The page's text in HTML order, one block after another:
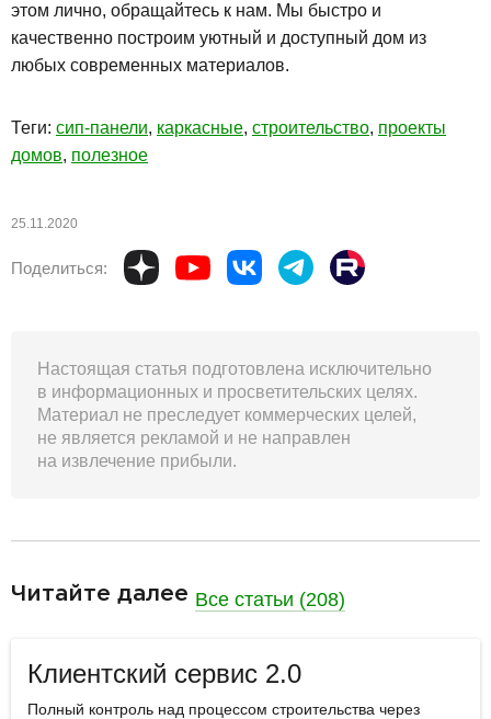
этом лично, обращайтесь к нам. Мы быстро и
качественно построим уютный и доступный дом из
любых современных материалов.
Теги: сип-панели, каркасные, строительство, проекты
домов, полезное
25.11.2020
Поделиться:
Настоящая статья подготовлена исключительно
в информационных и просветительских целях.
Материал не преследует коммерческих целей,
не является рекламой и не направлен
на извлечение прибыли.
Читайте далее Все статьи (208)
Клиентский сервис 2.0
Полный контроль над процессом строительства через